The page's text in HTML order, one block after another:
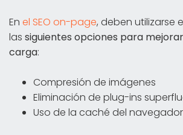
En el SEO on-page, deben utilizarse
las siguientes opciones para
carga:
Compresión de imágenes
Eliminación de plug-ins
Uso de la caché del navegador